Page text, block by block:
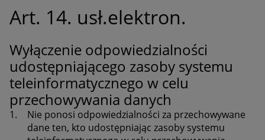
Art. 14. usł.elektron.
Wyłączenie odpowiedzialności
udostępniającego zasoby systemu
teleinformatycznego w celu
przechowywania danych
1.
Nie ponosi odpowiedzialności za przechowywane
dane ten, kto udostępniając zasoby systemu